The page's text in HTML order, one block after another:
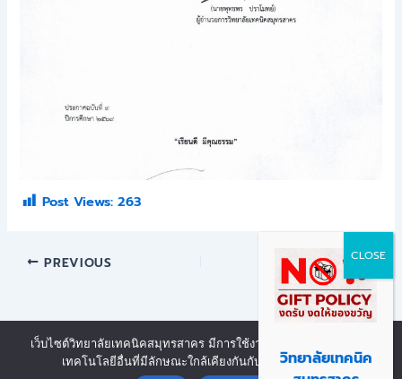
Post Views: 263
PREVIOUS NEXT
Copyright © 2026 | Powered by งานศูนย์ข้อมูลสารสนเทศ วิทยาลัย
วิทยาลัยเทคนิค
เว็บไซต์วิทยาลัยเทคนิคสมุทรสาคร มีการใช้งานเทคโนโลยีคุกกี้ หรือ
เทคโนโลยีอื่นที่มีลักษณะใกล้เคียงกันกับคุกกี้ บนเว็บไซต์
Contact us